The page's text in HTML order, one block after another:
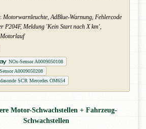
Motorwarnleuchte, AdBlue-Warnung, Fehlercode
P204F, Meldung 'Kein Start nach X km',
NOx-Sensor A0009050108
A0009050208
SCR Mercedes OM654
Motor-Schwachstellen + Fahrzeug-
Schwachstellen